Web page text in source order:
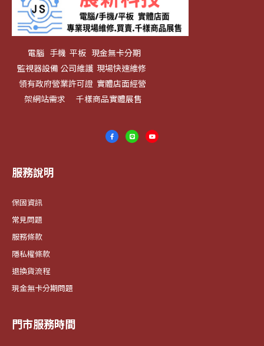
電腦 手機 平板 現金無卡分期
監視器設備 公司維護 現場快速維修
領有政府營業許可證 實體店面經營
架網站需求 千樣商品實體展售
服務說明
保固資訊
常見問題
服務條款
隱私權條款
退換貨流程
現金無卡分期問題
門市服務時間